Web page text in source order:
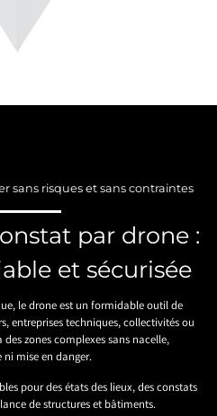
sans risques et sans contraintes
par drone :
et sécurisée
le drone est un formidable outil de
entreprises techniques, collectivités ou
zones complexes sans nacelle,
mise en danger.
pour des états des lieux, des constats
de structures et bâtiments.